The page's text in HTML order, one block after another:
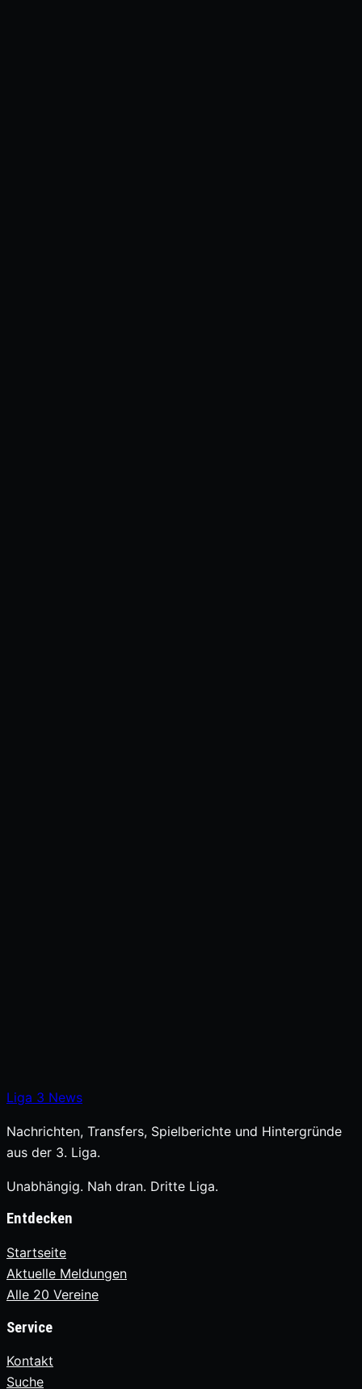
Liga 3 News
Nachrichten, Transfers, Spielberichte und Hintergründe
aus der 3. Liga.
Unabhängig. Nah dran. Dritte Liga.
Entdecken
Startseite
Aktuelle Meldungen
Alle 20 Vereine
Service
Kontakt
Suche